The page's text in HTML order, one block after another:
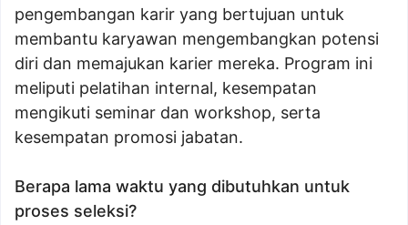
pengembangan karir yang bertujuan untuk
membantu karyawan mengembangkan potensi
diri dan memajukan karier mereka. Program ini
meliputi pelatihan internal, kesempatan
mengikuti seminar dan workshop, serta
kesempatan promosi jabatan.
Berapa lama waktu yang dibutuhkan untuk
proses seleksi?